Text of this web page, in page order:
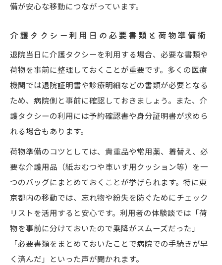
備が安心な移動につながっています。
介護タクシー利用日の必要書類と荷物準備術
退院当日に介護タクシーを利用する場合、必要な書類や
荷物を事前に整理しておくことが重要です。多くの医療
機関では退院証明書や診療明細などの書類が必要となる
ため、病院側と事前に確認しておきましょう。また、介
護タクシーの利用には予約確認書や身分証明書が求めら
れる場合もあります。
荷物準備のコツとしては、貴重品や常用薬、着替え、必
要な介護用品（紙おむつや車いす用クッション等）を一
つのバッグにまとめておくことが挙げられます。特に東
京都内の移動では、忘れ物や紛失を防ぐためにチェック
リストを活用すると安心です。利用者の体験談では「荷
物を事前に分けておいたので乗降がスムーズだった」
「必要書類をまとめておいたことで病院での手続きが早
く済んだ」といった声が聞かれます。